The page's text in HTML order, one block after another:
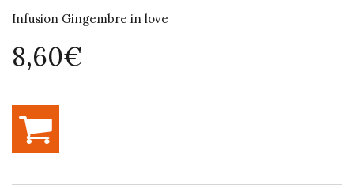
Infusion Gingembre in love
8,60€